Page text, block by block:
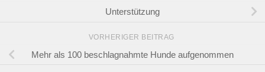
Unterstützung
VORHERIGER BEITRAG
Mehr als 100 beschlagnahmte Hunde aufgenommen